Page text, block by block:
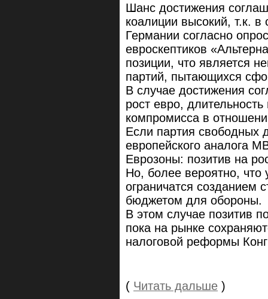
Шанс достижения
коалиции высокий, т.к.
Германии согласно
евроскептиков
позиции, что является
партий, пытающихся
В случае достижения
рост евро, длительность
компромисса в
Если партия свободных
европейского аналога
Еврозоны: позитив на
Но, более вероятно, что
ограничатся
бюджетом для обороны.
В этом случае позитив
пока на рынке
налоговой реформы
( Читать дальше )